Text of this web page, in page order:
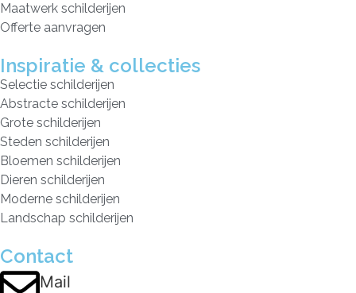
Maatwerk schilderijen
Offerte aanvragen
Inspiratie & collecties
Selectie schilderijen
Abstracte schilderijen
Grote schilderijen
Steden schilderijen
Bloemen schilderijen
Dieren schilderijen
Moderne schilderijen
Landschap schilderijen
Contact
Mail